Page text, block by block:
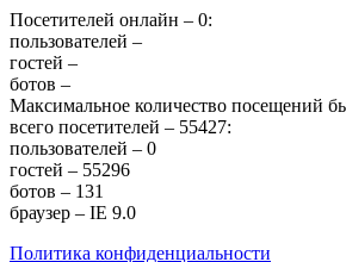
Посетителей онлайн – 0:
пользователей –
гостей –
ботов –
Максимальное количество посещений
всего посетителей – 55427:
пользователей – 0
гостей – 55296
ботов – 131
браузер – IE 9.0
Политика конфиденциальности